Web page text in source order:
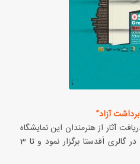
آزاد”
آثار از هنرمندان این نمایشگاه
را از 18 مهرماه از ساعت 17:30 در گالری اَفدستا برگزار نمود و تا 3